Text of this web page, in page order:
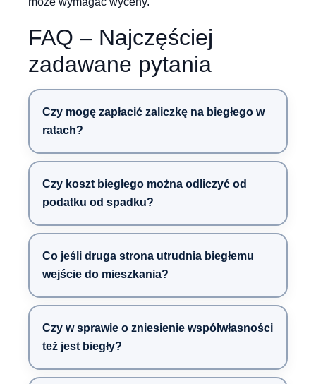
FAQ – Najczęściej
zadawane pytania
Czy mogę zapłacić zaliczkę na biegłego w
ratach?
Czy koszt biegłego można odliczyć od
podatku od spadku?
Co jeśli druga strona utrudnia biegłemu
wejście do mieszkania?
Czy w sprawie o zniesienie współwłasności
też jest biegły?